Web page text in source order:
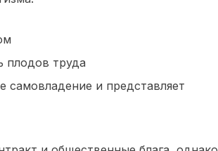
плодов труда
самовладение и представляет